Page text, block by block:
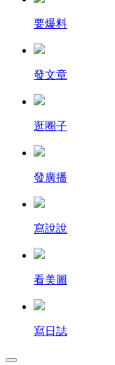
要爆料
發文章
逛圈子
發廣播
寫說說
看美圖
寫日誌